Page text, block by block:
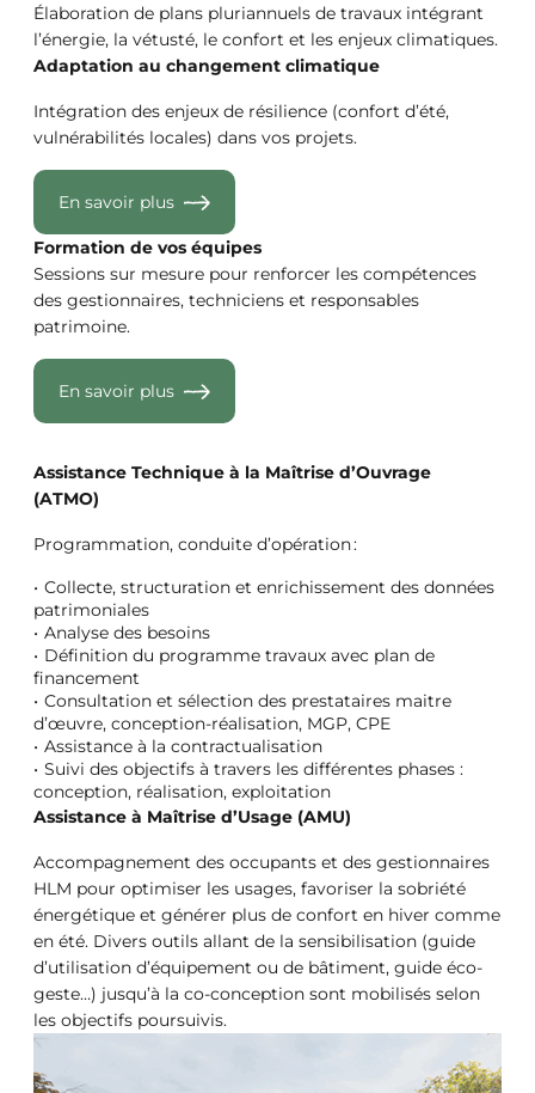
Élaboration de plans pluriannuels de travaux intégrant
l’énergie, la vétusté, le confort et les enjeux climatiques.
Adaptation au changement climatique
Intégration des enjeux de résilience (confort d’été,
vulnérabilités locales) dans vos projets.
En savoir plus
Formation de vos équipes
Sessions sur mesure pour renforcer les compétences
des gestionnaires, techniciens et responsables
patrimoine.
En savoir plus
Assistance Technique à la Maîtrise d’Ouvrage
(ATMO)
Programmation, conduite d’opération :
Collecte, structuration et enrichissement des données
patrimoniales
Analyse des besoins
Définition du programme travaux avec plan de
financement
Consultation et sélection des prestataires maitre
d’œuvre, conception-réalisation, MGP, CPE
Assistance à la contractualisation
Suivi des objectifs à travers les différentes phases :
conception, réalisation, exploitation
Assistance à Maîtrise d’Usage (AMU)
Accompagnement des occupants et des gestionnaires
HLM pour optimiser les usages, favoriser la sobriété
énergétique et générer plus de confort en hiver comme
en été. Divers outils allant de la sensibilisation (guide
d’utilisation d’équipement ou de bâtiment, guide éco-
geste…) jusqu’à la co-conception sont mobilisés selon
les objectifs poursuivis.